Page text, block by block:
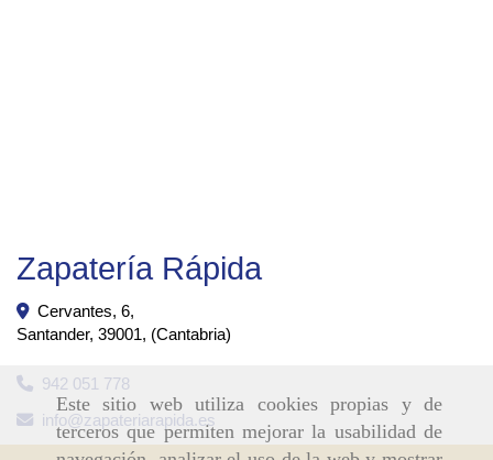
Este sitio web utiliza cookies propias y de
terceros que permiten mejorar la usabilidad de
Zapatería Rápida
Cervantes, 6,
Santander, 39001, (Cantabria)
942 051 778
info
zapateriarapida.es